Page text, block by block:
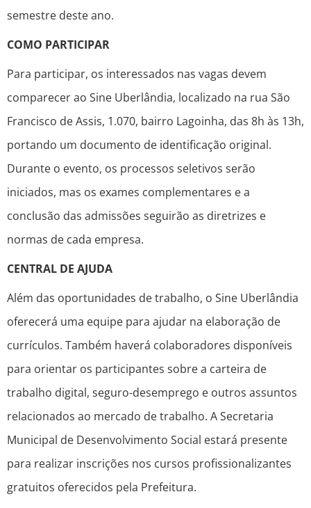
semestre deste ano.
COMO PARTICIPAR
Para participar, os interessados nas vagas devem
comparecer ao Sine Uberlândia, localizado na rua São
Francisco de Assis, 1.070, bairro Lagoinha, das 8h às 13h,
portando um documento de identificação original.
Durante o evento, os processos seletivos serão
iniciados, mas os exames complementares e a
conclusão das admissões seguirão as diretrizes e
normas de cada empresa.
CENTRAL DE AJUDA
Além das oportunidades de trabalho, o Sine Uberlândia
oferecerá uma equipe para ajudar na elaboração de
currículos. Também haverá colaboradores disponíveis
para orientar os participantes sobre a carteira de
trabalho digital, seguro-desemprego e outros assuntos
relacionados ao mercado de trabalho. A Secretaria
Municipal de Desenvolvimento Social estará presente
para realizar inscrições nos cursos profissionalizantes
gratuitos oferecidos pela Prefeitura.